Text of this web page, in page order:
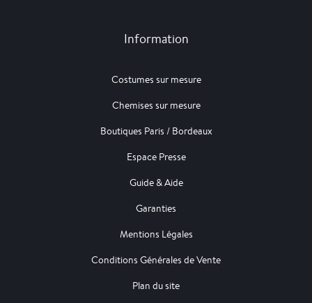
Information
Costumes sur mesure
Chemises sur mesure
Boutiques Paris / Bordeaux
Espace Presse
Guide & Aide
Garanties
Mentions Légales
Conditions Générales de Vente
Plan du site